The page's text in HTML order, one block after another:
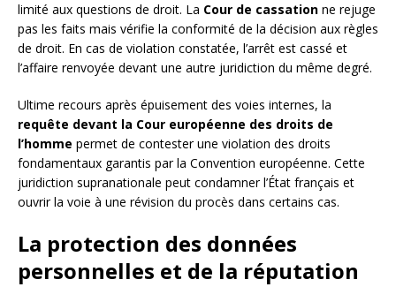
limité aux questions de droit. La Cour de cassation ne rejuge
pas les faits mais vérifie la conformité de la décision aux règles
de droit. En cas de violation constatée, l’arrêt est cassé et
l’affaire renvoyée devant une autre juridiction du même degré.
Ultime recours après épuisement des voies internes, la
requête devant la Cour européenne des droits de
l’homme permet de contester une violation des droits
fondamentaux garantis par la Convention européenne. Cette
juridiction supranationale peut condamner l’État français et
ouvrir la voie à une révision du procès dans certains cas.
La protection des données
personnelles et de la réputation